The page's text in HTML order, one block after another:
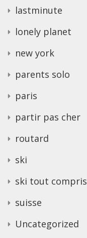
lastminute
lonely planet
new york
parents solo
paris
partir pas cher
routard
ski
ski tout compris
suisse
Uncategorized